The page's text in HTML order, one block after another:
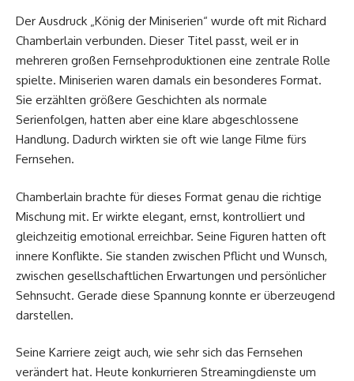
Der Ausdruck „König der Miniserien“ wurde oft mit Richard
Chamberlain verbunden. Dieser Titel passt, weil er in
mehreren großen Fernsehproduktionen eine zentrale Rolle
spielte. Miniserien waren damals ein besonderes Format.
Sie erzählten größere Geschichten als normale
Serienfolgen, hatten aber eine klare abgeschlossene
Handlung. Dadurch wirkten sie oft wie lange Filme fürs
Fernsehen.
Chamberlain brachte für dieses Format genau die richtige
Mischung mit. Er wirkte elegant, ernst, kontrolliert und
gleichzeitig emotional erreichbar. Seine Figuren hatten oft
innere Konflikte. Sie standen zwischen Pflicht und Wunsch,
zwischen gesellschaftlichen Erwartungen und persönlicher
Sehnsucht. Gerade diese Spannung konnte er überzeugend
darstellen.
Seine Karriere zeigt auch, wie sehr sich das Fernsehen
verändert hat. Heute konkurrieren Streamingdienste um